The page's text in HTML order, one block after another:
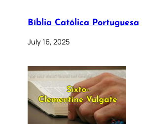
Bíblia Católica Portuguesa
July 16, 2025